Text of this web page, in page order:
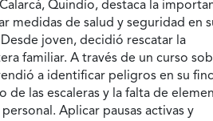
Quindío, destaca la
medidas de salud y seguridad en
joven, decidió rescatar la
familiar. A través de un curso
a identificar peligros en su
de las escaleras y la falta de
Aplicar pausas activas y